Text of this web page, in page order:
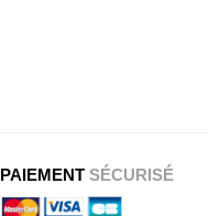
PAIEMENTSÉCURISÉ